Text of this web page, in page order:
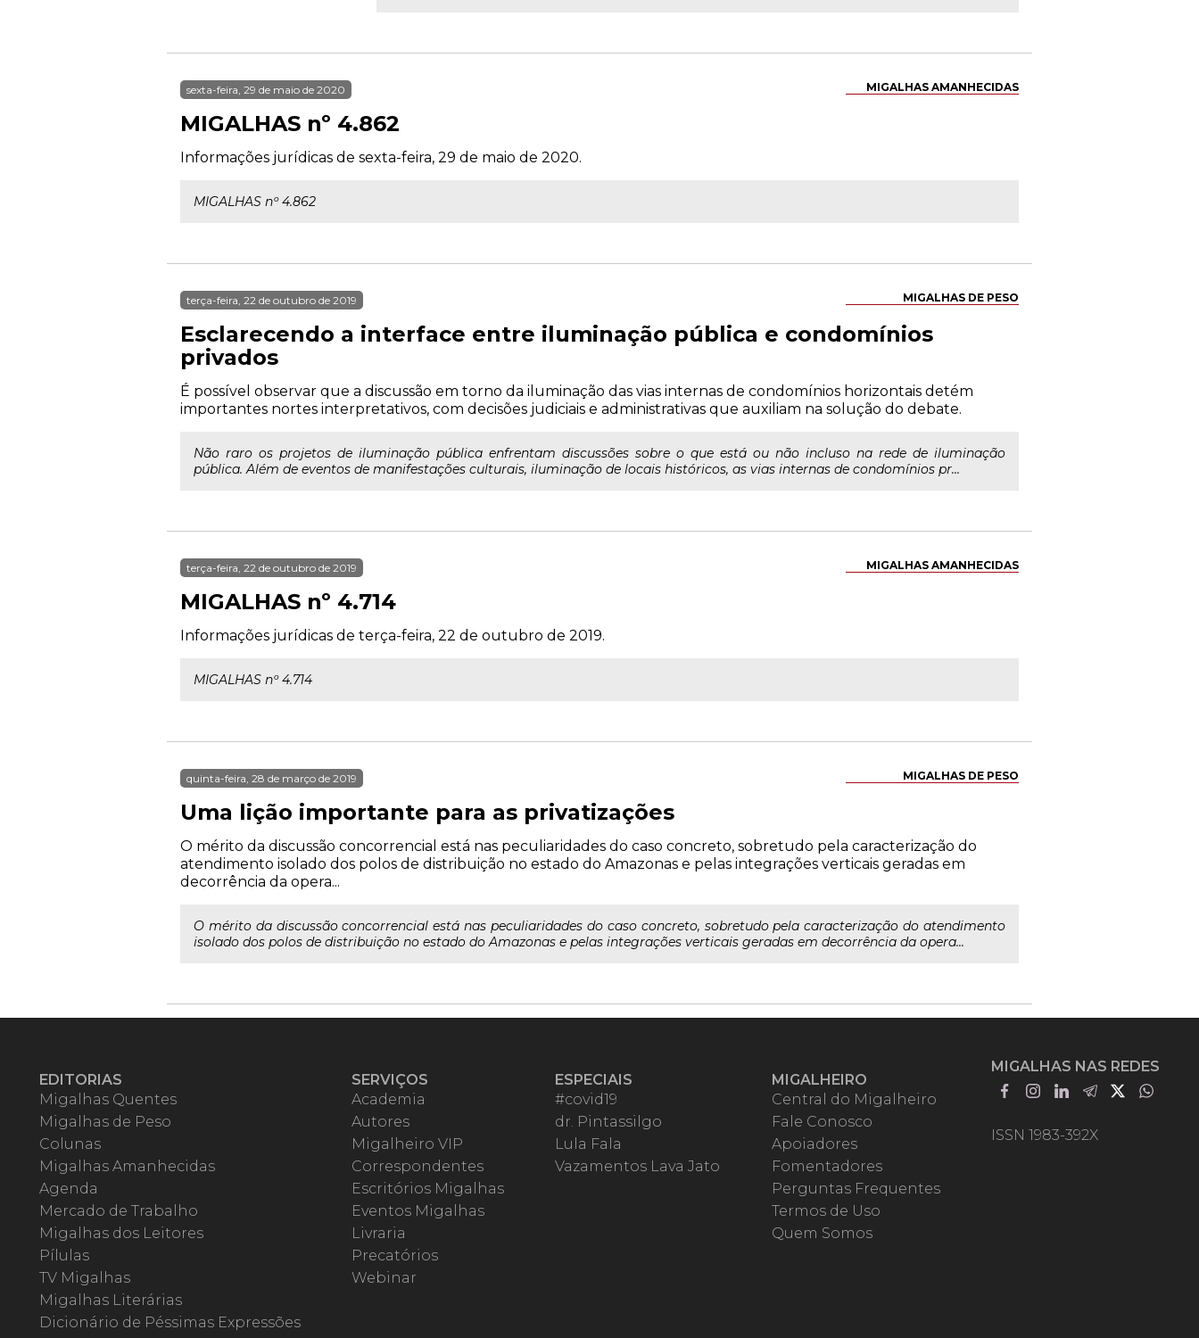
MIGALHAS AMANHECIDAS
sexta-feira, 29 de maio de 2020
MIGALHAS nº 4.862
Informações jurídicas de sexta-feira, 29 de maio de 2020.
MIGALHAS nº 4.862
MIGALHAS DE PESO
terça-feira, 22 de outubro de 2019
Esclarecendo a interface entre iluminação pública e condomínios
privados
É possível observar que a discussão em torno da iluminação das vias internas de condomínios horizontais detém
importantes nortes interpretativos, com decisões judiciais e administrativas que auxiliam na solução do debate.
Não raro os projetos de iluminação pública enfrentam discussões sobre o que está ou não incluso na rede de iluminação
pública. Além de eventos de manifestações culturais, iluminação de locais históricos, as vias internas de condomínios pr...
MIGALHAS AMANHECIDAS
terça-feira, 22 de outubro de 2019
MIGALHAS nº 4.714
Informações jurídicas de terça-feira, 22 de outubro de 2019.
MIGALHAS nº 4.714
MIGALHAS DE PESO
quinta-feira, 28 de março de 2019
Uma lição importante para as privatizações
O mérito da discussão concorrencial está nas peculiaridades do caso concreto, sobretudo pela caracterização do
atendimento isolado dos polos de distribuição no estado do Amazonas e pelas integrações verticais geradas em
decorrência da opera...
O mérito da discussão concorrencial está nas peculiaridades do caso concreto, sobretudo pela caracterização do atendimento
isolado dos polos de distribuição no estado do Amazonas e pelas integrações verticais geradas em decorrência da opera...
EDITORIAS
Migalhas Quentes
Migalhas de Peso
Colunas
Migalhas Amanhecidas
Agenda
Mercado de Trabalho
Migalhas dos Leitores
Pílulas
TV Migalhas
Migalhas Literárias
Dicionário de Péssimas Expressões
SERVIÇOS
Academia
Autores
Migalheiro VIP
Correspondentes
Escritórios Migalhas
Eventos Migalhas
Livraria
Precatórios
Webinar
ESPECIAIS
#covid19
dr. Pintassilgo
Lula Fala
Vazamentos Lava Jato
MIGALHEIRO
Central do Migalheiro
Fale Conosco
Apoiadores
Fomentadores
Perguntas Frequentes
Termos de Uso
Quem Somos
MIGALHAS NAS REDES
ISSN 1983-392X